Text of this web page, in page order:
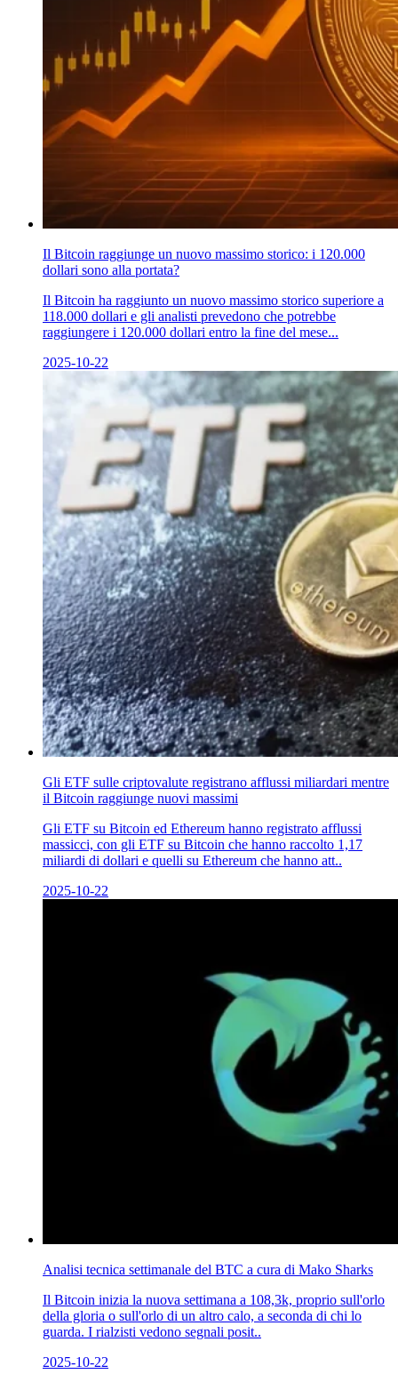
Il Bitcoin raggiunge un nuovo massimo storico: i 120.000
dollari sono alla portata?
Il Bitcoin ha raggiunto un nuovo massimo storico superiore a
118.000 dollari e gli analisti prevedono che potrebbe
raggiungere i 120.000 dollari entro la fine del mese...
2025-10-22
Gli ETF sulle criptovalute registrano afflussi miliardari mentre
il Bitcoin raggiunge nuovi massimi
Gli ETF su Bitcoin ed Ethereum hanno registrato afflussi
massicci, con gli ETF su Bitcoin che hanno raccolto 1,17
miliardi di dollari e quelli su Ethereum che hanno att..
2025-10-22
Analisi tecnica settimanale del BTC a cura di Mako Sharks
Il Bitcoin inizia la nuova settimana a 108,3k, proprio sull'orlo
della gloria o sull'orlo di un altro calo, a seconda di chi lo
guarda. I rialzisti vedono segnali posit..
2025-10-22